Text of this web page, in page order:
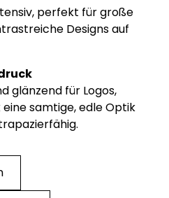
perfekt für große
Designs auf
glänzend für Logos,
samtige, edle Optik